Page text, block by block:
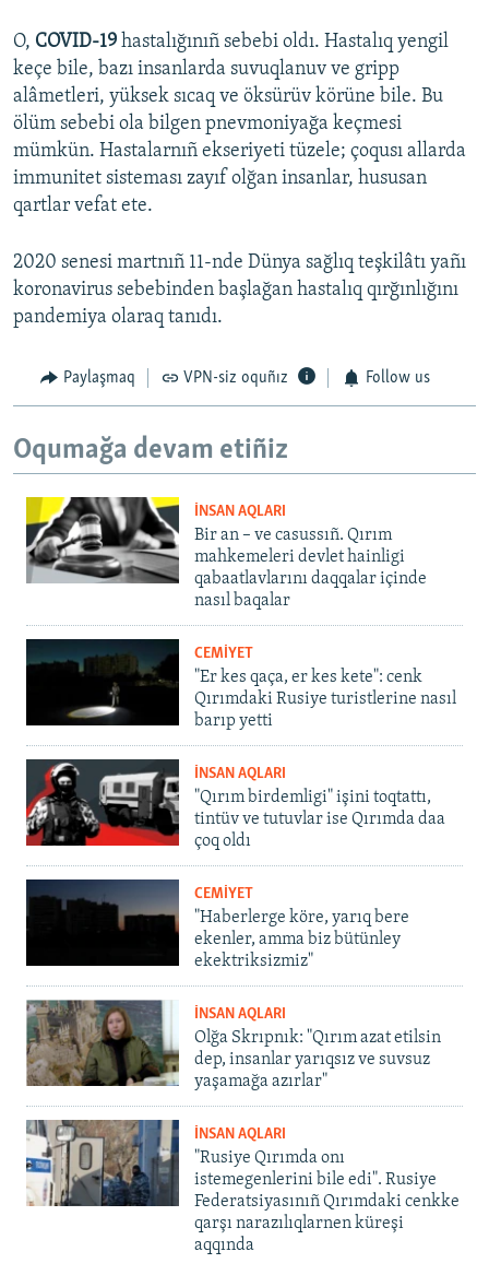
O, COVID-19 hastalığınıñ sebebi oldı. Hastalıq yengil
keçe bile, bazı insanlarda suvuqlanuv ve gripp
alâmetleri, yüksek sıcaq ve öksürüv körüne bile. Bu
ölüm sebebi ola bilgen pnevmoniyağa keçmesi
mümkün. Hastalarnıñ ekseriyeti tüzele; çoqusı allarda
immunitet sisteması zayıf olğan insanlar, hususan
qartlar vefat ete.
2020 senesi martnıñ 11-nde Dünya sağlıq teşkilâtı yañı
koronavirus sebebinden başlağan hastalıq qırğınlığını
pandemiya olaraq tanıdı.
Paylaşmaq VPN-siz oquñız Follow us
Oqumağa devam etiñiz
İNSAN AQLARI
Bir an – ve casussıñ. Qırım
mahkemeleri devlet hainligi
qabaatlavlarını daqqalar içinde
nasıl baqalar
CEMİYET
"Er kes qaça, er kes kete": cenk
Qırımdaki Rusiye turistlerine nasıl
barıp yetti
İNSAN AQLARI
"Qırım birdemligi" işini toqtattı,
tintüv ve tutuvlar ise Qırımda daa
çoq oldı
CEMİYET
"Haberlerge köre, yarıq bere
ekenler, amma biz bütünley
ekektriksizmiz"
İNSAN AQLARI
Olğa Skrıpnık: "Qırım azat etilsin
dep, insanlar yarıqsız ve suvsuz
yaşamağa azırlar"
İNSAN AQLARI
"Rusiye Qırımda onı
istemegenlerini bile edi". Rusiye
Federatsiyasınıñ Qırımdaki cenkke
qarşı narazılıqlarnen küreşi
aqqında